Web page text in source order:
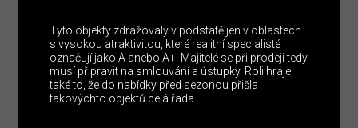
Tyto objekty zdražovaly v podstatě jen v oblastech
s vysokou atraktivitou, které realitní specialisté
označují jako A anebo A+. Majitelé se při prodeji tedy
musí připravit na smlouvání a ústupky. Roli hraje
také to, že do nabídky před sezonou přišla
takovýchto objektů celá řada.